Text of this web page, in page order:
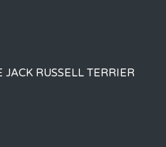
RUSSELL TERRIER